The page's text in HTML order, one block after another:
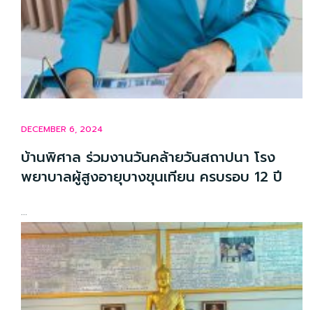
DECEMBER 6, 2024
บ้านพิศาล ร่วมงานวันคล้ายวันสถาปนา โรง
พยาบาลผู้สูงอายุบางขุนเทียน ครบรอบ 12 ปี
...